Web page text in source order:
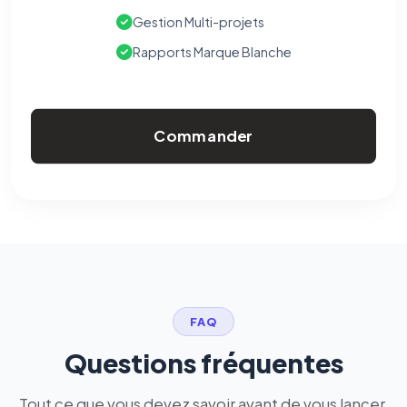
Gestion Multi-projets
Rapports Marque Blanche
Commander
FAQ
Questions fréquentes